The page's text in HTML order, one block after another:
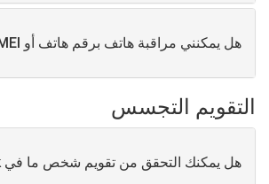
هل يمكنني مراقبة هاتف برقم هاتف أو IMEI أو SN فقط؟
التقويم التجسس
هل يمكنك التحقق من تقويم شخص ما في Outlook؟